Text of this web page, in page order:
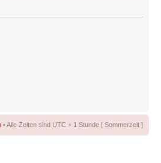
• Alle Zeiten sind UTC + 1 Stunde [ Sommerzeit ]